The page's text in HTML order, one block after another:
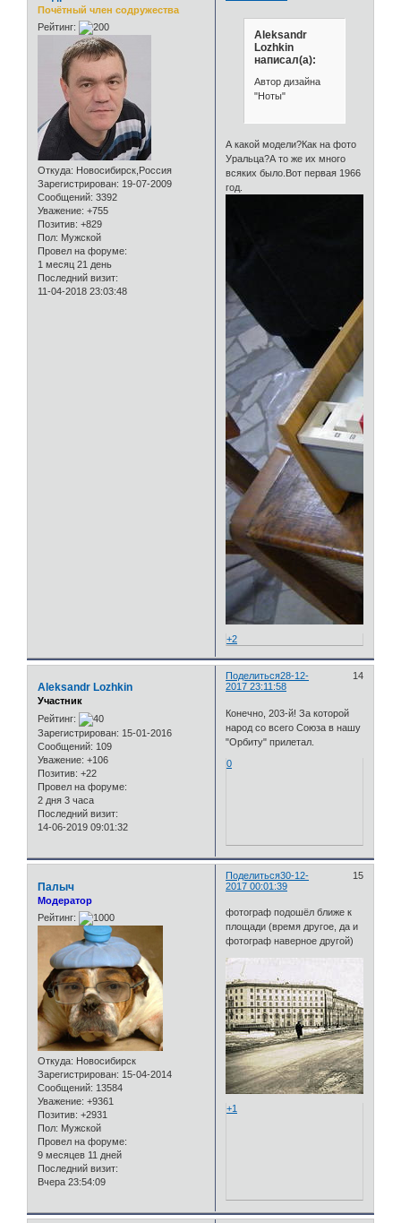
Почётный член содружества
Рейтинг:
Откуда: Новосибирск,Россия
Зарегистрирован: 19-07-2009
Сообщений: 3392
Уважение: +755
Позитив: +829
Пол: Мужской
Провел на форуме:
1 месяц 21 день
Последний визит:
11-04-2018 23:03:48
Aleksandr
Lozhkin
написал(а):
Автор дизайна
"Ноты"
А какой модели?Как на фото
Уральца?А то же их много
всяких было.Вот первая 1966
год.
+2
Поделиться 14
28-12-
2017 23:11:58
Aleksandr Lozhkin
Участник
Рейтинг:
Зарегистрирован: 15-01-2016
Сообщений: 109
Уважение: +106
Позитив: +22
Провел на форуме:
2 дня 3 часа
Последний визит:
14-06-2019 09:01:32
Конечно, 203-й! За которой
народ со всего Союза в нашу
"Орбиту" прилетал.
0
Поделиться 15
30-12-
2017 00:01:39
Палыч
Модератор
Рейтинг:
Откуда: Новосибирск
Зарегистрирован: 15-04-2014
Сообщений: 13584
Уважение: +9361
Позитив: +2931
Пол: Мужской
Провел на форуме:
9 месяцев 11 дней
Последний визит:
Вчера 23:54:09
фотограф подошёл ближе к
площади (время другое, да и
фотограф наверное другой)
+1